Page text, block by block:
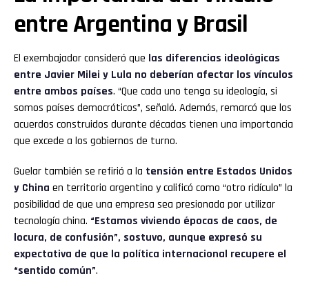
entre Argentina y Brasil
El exembajador consideró que las diferencias ideológicas
entre Javier Milei y Lula no deberían afectar los vínculos
entre ambos países. “Que cada uno tenga su ideología, si
somos países democráticos”, señaló. Además, remarcó que los
acuerdos construidos durante décadas tienen una importancia
que excede a los gobiernos de turno.
Guelar también se refirió a la tensión entre Estados Unidos
y China en territorio argentino y calificó como “otro ridículo” la
posibilidad de que una empresa sea presionada por utilizar
tecnología china. “Estamos viviendo épocas de caos, de
locura, de confusión”, sostuvo, aunque expresó su
expectativa de que la política internacional recupere el
“sentido común”.